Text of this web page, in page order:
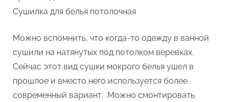
Сушилка для белья потолочная
Можно вспомнить, что когда-то одежду в ванной
сушили на натянутых под потолком веревках.
Сейчас этот вид сушки мокрого белья ушел в
прошлое и вместо него используется более
современный вариант. Можно смонтировать